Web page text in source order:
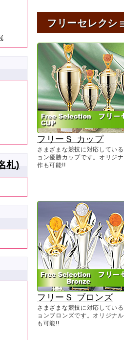
フリーセレクシ
フリーＳ カップ
さまざまな競技に対応してい
ョン優勝カップです。オリジ
作も可能!!
フリーＳ ブロンズ
さまざまな競技に対応してい
ョンブロンズです。オリジナ
も可能!!
札)